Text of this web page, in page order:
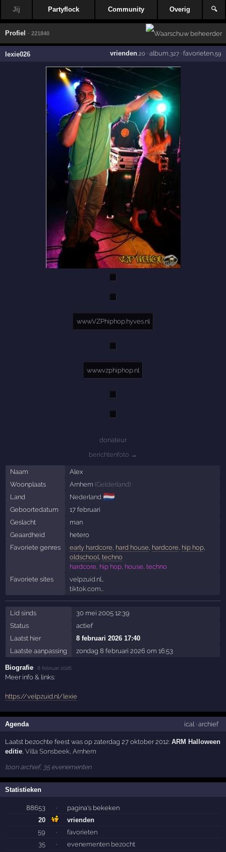
Jij Partyflock Community Overig 🔍
Profiel · 221840
lexie026 vrienden,20 · album ,327· favorieten,59
www.VZPhiphop.hyves.nl
www.vzphiphop.nl
donateur
berichtenfoto →
Naam
Alex
Woonplaats
Arnhem (Gelderland)
Land
Nederland 🇳🇱
Geboortedatum
17 februari
Geslacht
man
Geaardheid
hetero
Favoriete genres
early hardcore hard house hardcore hip hop,
oldschool techno
hardcore, hip hop, house, techno
Favoriete sites
velpzuid.nl…
tiktok.com…
Lid sinds
30 mei 2005 12:39
Status
actief
Laatst hier
8 februari 2026 17:40
Laatste aanpassing
zondag 8 februari 2026 om 16:53
Biografie ·8 februari 2026
Meer info & links:
https://velpzuid.nl/lexie
Agenda ical· archief
Laatst bezochte feest was op zaterdag 27 oktober 2012:ARM Halloween
editie ,Villa Sonsbeek ,Arnhem
toon archief, 35 evenementen
Statistieken
88653 ·
pagina's bekeken
20
vrienden
59
·
favorieten
35
·
evenementen bezocht